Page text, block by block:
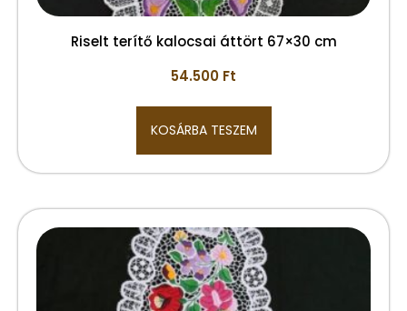
Riselt terítő kalocsai áttört 67×30 cm
54.500 Ft
KOSÁRBA TESZEM